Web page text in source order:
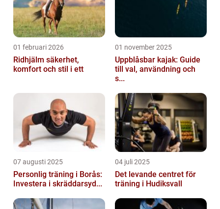
01 februari 2026
Ridhjälm säkerhet,
komfort och stil i ett
01 november 2025
Uppblåsbar kajak: Guide
till val, användning och
s...
07 augusti 2025
Personlig träning i Borås:
Investera i skräddarsyd...
04 juli 2025
Det levande centret för
träning i Hudiksvall